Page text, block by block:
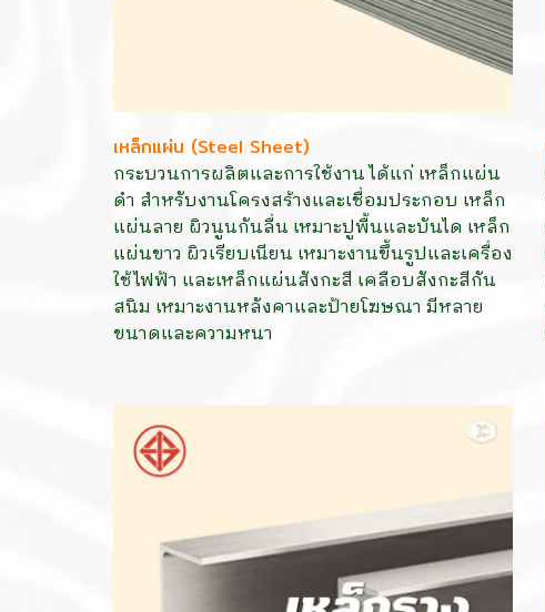
เหล็กแผ่น (Steel Sheet)
กระบวนการผลิตและการใช้งาน ได้แก่ เหล็กแผ่น
ดำ สำหรับงานโครงสร้างและเชื่อมประกอบ เหล็ก
แผ่นลาย ผิวนูนกันลื่น เหมาะปูพื้นและบันได เหล็ก
แผ่นขาว ผิวเรียบเนียน เหมาะงานขึ้นรูปและเครื่อง
ใช้ไฟฟ้า และเหล็กแผ่นสังกะสี เคลือบสังกะสีกัน
สนิม เหมาะงานหลังคาและป้ายโฆษณา มีหลาย
ขนาดและความหนา